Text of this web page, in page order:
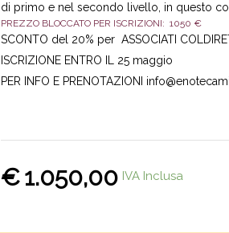
di primo e nel secondo livello, in questo
PREZZO BLOCCATO PER ISCRIZIONI: 1050 €
SCONTO del 20% per ASSOCIATI
ISCRIZIONE ENTRO IL 25 maggio
PER INFO E PRENOTAZIONI
1.050,00
€ IVA Inclusa